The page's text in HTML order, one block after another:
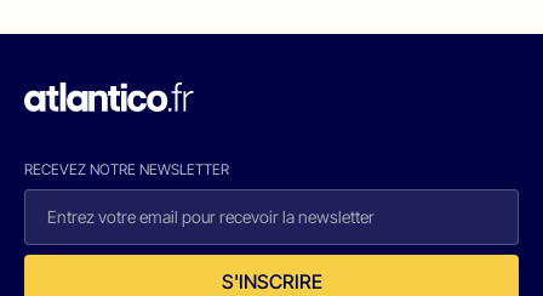
RECEVEZ NOTRE NEWSLETTER
S'INSCRIRE